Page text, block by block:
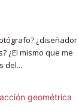
¿diseñador
¿El mismo que me
del...